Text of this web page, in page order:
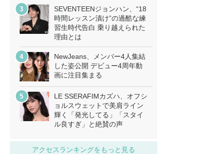
SEVENTEENジョンハン、“18
時間レッスン漬け”の過酷な練
習生時代告白 乗り越えられた
理由とは
NewJeans、メンバー4人集結
した姿公開 デビュー4周年動
画に注目集まる
LE SSERAFIMカズハ、オフシ
ョルスウェットで美肩ライン
輝く「発光してる」「スタイ
ル良すぎ」と絶賛の声
アクセスランキングをもっと見る